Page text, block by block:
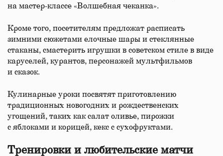
на мастер-классе «Волшебная чеканка».
Кроме того, посетителям предложат расписать
зимними сюжетами елочные шары и стеклянные
стаканы, смастерить игрушки в советском стиле в виде
каруселей, курантов, персонажей мультфильмов
и сказок.
Кулинарные уроки посвятят приготовлению
традиционных новогодних и рождественских
угощений, таких как салат оливье, пирожки
с яблоками и корицей, кекс с сухофруктами.
Тренировки и любительские матчи